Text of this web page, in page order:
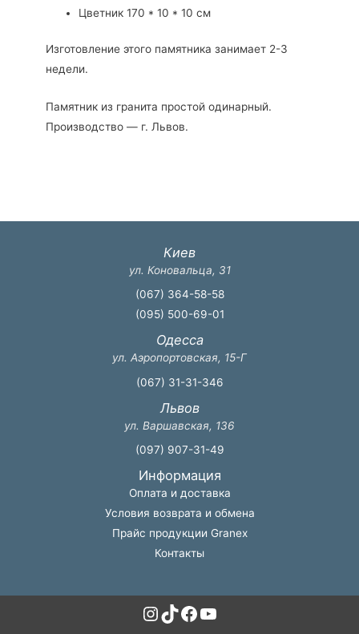
Цветник 170 * 10 * 10 см
Изготовление этого памятника занимает 2-3
недели.
Памятник из гранита простой одинарный.
Производство — г. Львов.
Киев
ул. Коновальца, 31
(067) 364-58-58
(095) 500-69-01
Одесса
ул. Аэропортовская, 15-Г
(067) 31-31-346
Львов
ул. Варшавская, 136
(097) 907-31-49
Информация
Оплата и доставка
Условия возврата и обмена
Прайс продукции Granex
Контакты
Instagram
TikTok
Facebook
YouTube